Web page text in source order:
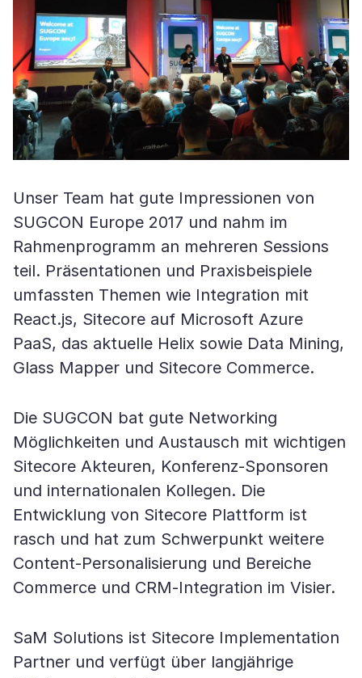
Unser Team hat gute Impressionen von
SUGCON Europe 2017 und nahm im
Rahmenprogramm an mehreren Sessions
teil. Präsentationen und Praxisbeispiele
umfassten Themen wie Integration mit
React.js, Sitecore auf Microsoft Azure
PaaS, das aktuelle Helix sowie Data Mining,
Glass Mapper und Sitecore Commerce.
Die SUGCON bat gute Networking
Möglichkeiten und Austausch mit wichtigen
Sitecore Akteuren, Konferenz-Sponsoren
und internationalen Kollegen. Die
Entwicklung von Sitecore Plattform ist
rasch und hat zum Schwerpunkt weitere
Content-Personalisierung und Bereiche
Commerce und CRM-Integration im Visier.
SaM Solutions ist Sitecore Implementation
Partner und verfügt über langjährige